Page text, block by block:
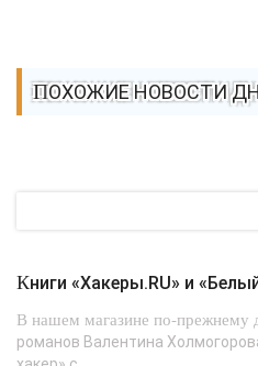
ПОХОЖИЕ НОВОСТИ
Книги «Хакеры.RU» и
В нашем магазине по-прежнему
романов Валентина